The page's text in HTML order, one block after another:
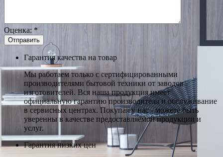
Оценка: *
Гарантия качества на товар
Мы работаем только с сертифицированными
производителями бытовой техники от заводов
изготовителей. Вся наша продукция имеет
официальную гарантию производителя и обслуживание
в сервисных центрах. Покупая у нас - можете быть
уверенны в качестве предоставляемой продукции и
услуг.
Гарантия низких цен